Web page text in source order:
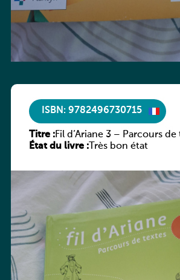
ISBN: 9782496730715
Titre :Fil d’Ariane 3 – Parcours de
État du livre :Très bon état